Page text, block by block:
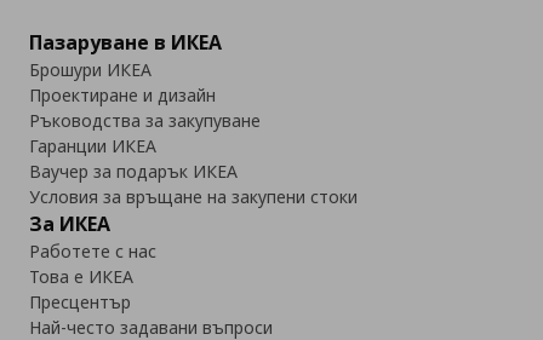
Пазаруване в ИКЕА
Брошури ИКЕА
Проектиране и дизайн
Ръководства за закупуване
Гаранции ИКЕА
Ваучер за подарък ИКЕА
Условия за връщане на закупени стоки
За ИКЕА
Работете с нас
Това е ИКЕА
Пресцентър
Най-често задавани въпроси